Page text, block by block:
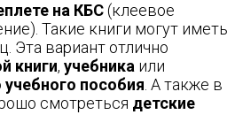
на КБС(клеевое
Такие книги могут иметь
Эта вариант отлично
книги, учебника или
учебного пособия. А также в
смотреться детские